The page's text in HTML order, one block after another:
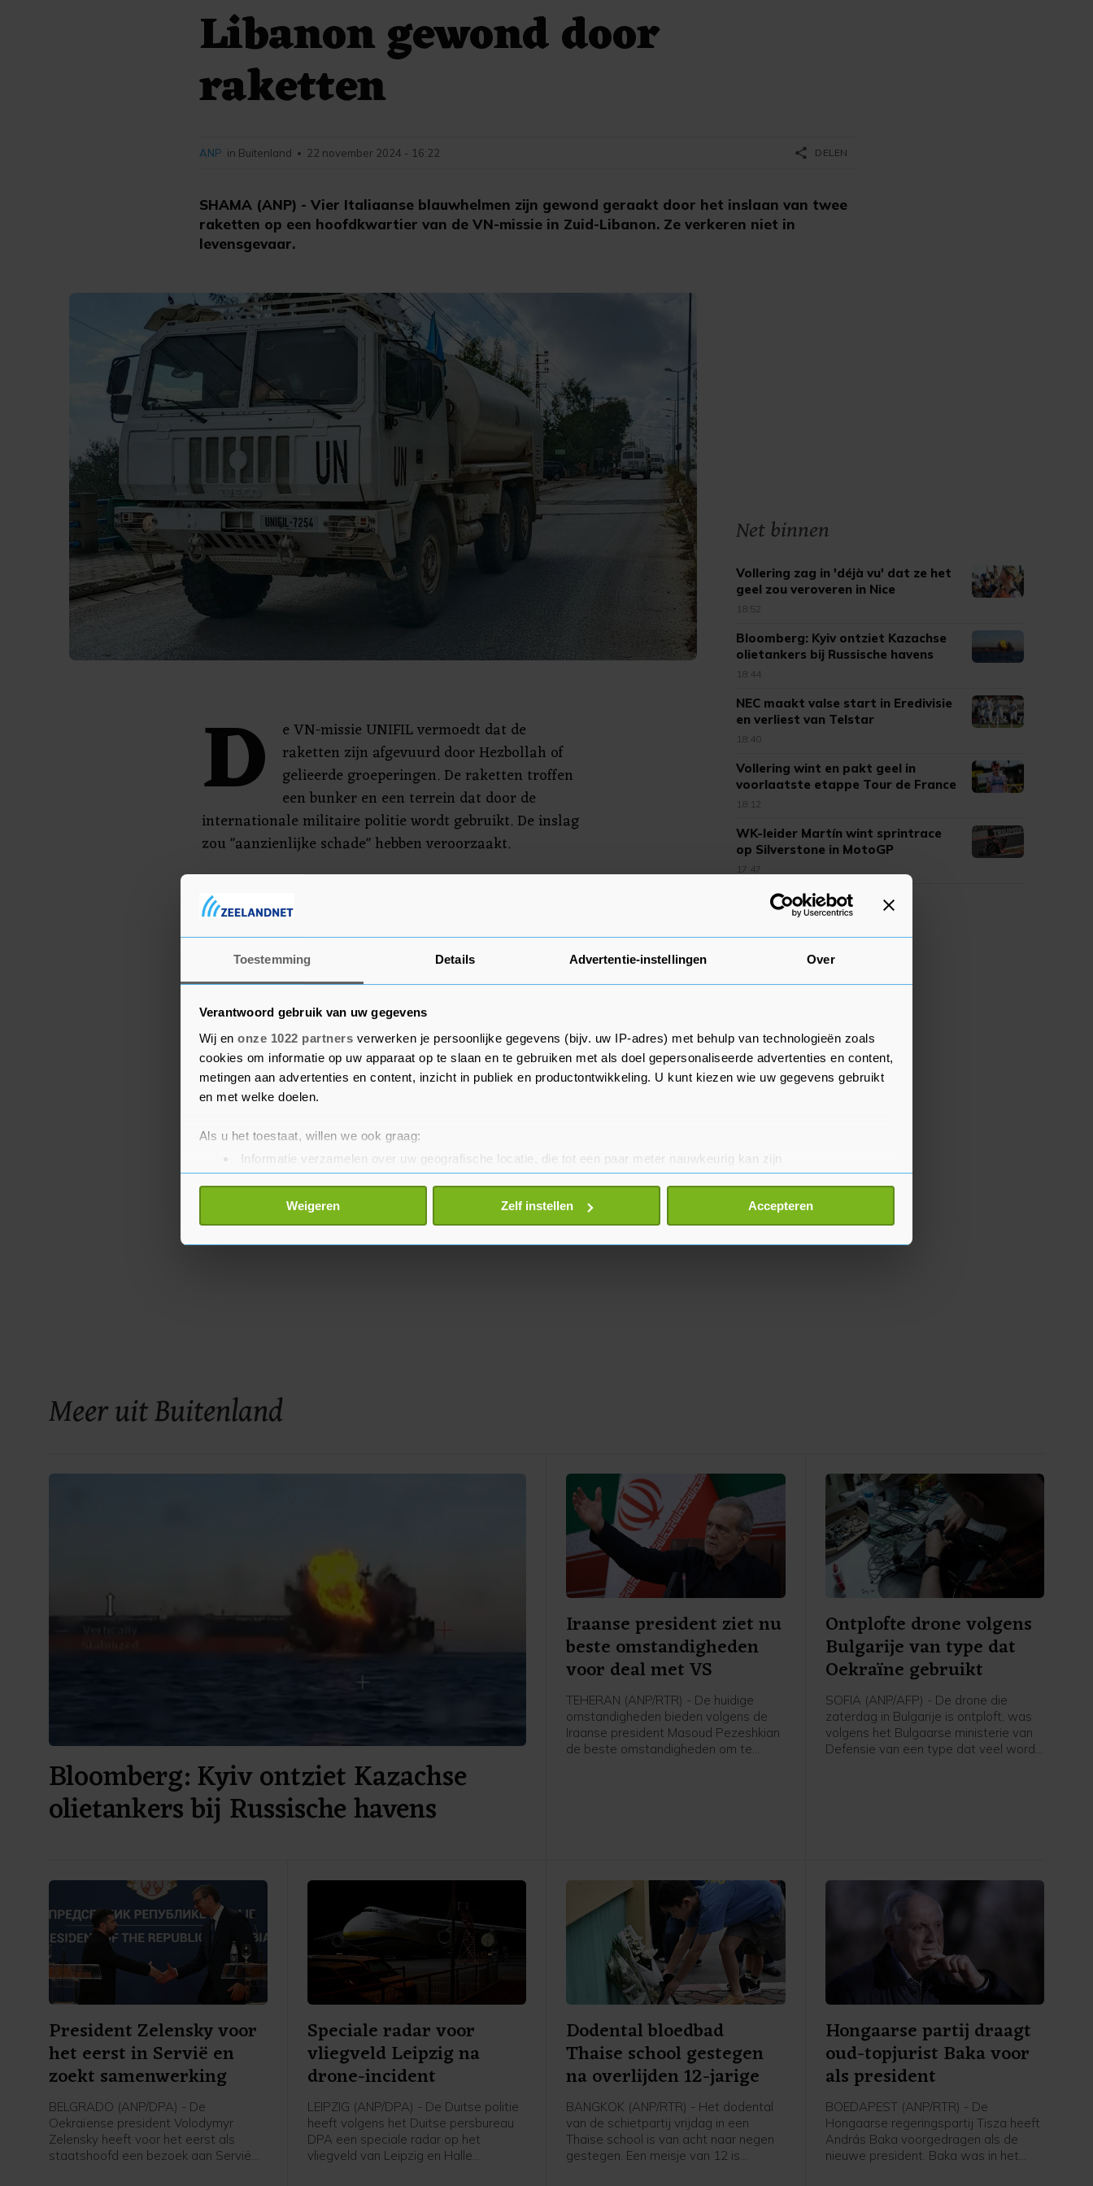
Toestemming Details Advertentie-instellingen Over
Verantwoord gebruik van uw gegevens
Wij en onze 1022 partners verwerken je persoonlijke gegevens (bijv. uw IP-adres) met behulp van technologieën zoals
cookies om informatie op uw apparaat op te slaan en te gebruiken met als doel gepersonaliseerde advertenties en content,
metingen aan advertenties en content, inzicht in publiek en productontwikkeling. U kunt kiezen wie uw gegevens gebruikt
en met welke doelen.
Als u het toestaat, willen we ook graag:
Informatie verzamelen over uw geografische locatie, die tot een paar meter nauwkeurig kan zijn
Uw apparaat identificeren door het actief te scannen op specifieke eigenschappen (fingerprinting)
Lees meer over hoe uw persoonlijke gegevens worden verwerkt en stel uw voorkeuren in het
detailgedeelte
toestemming op elk moment wijzigen of intrekken in de Cookieverklaring.
Weigeren Zelf instellen Accepteren
Libanon gewond door
raketten
SHAMA (ANP) - Vier Italiaanse blauwhelmen zijn gewond geraakt door het inslaan van twee
raketten op een hoofdkwartier van de VN-missie in Zuid-Libanon. Ze verkeren niet in
levensgevaar.
ANP in Buitenland • 22 november 2024 - 16:22 share DELEN
D
e VN-missie UNIFIL vermoedt dat de
raketten zijn afgevuurd door Hezbollah of
gelieerde groeperingen. De raketten troffen
een bunker en een terrein dat door de
internationale militaire politie wordt gebruikt. De inslag
zou "aanzienlijke schade" hebben veroorzaakt.
aangevallen. Volgens de VN-missie komt de jongste
aanval te midden van oplopende spanningen in de
omgeving, met zware beschietingen en gevechten. UNIFIL
roept opnieuw op tot een onmiddellijk einde aan het
Meer uit Buitenland
Bloomberg: Kyiv ontziet Kazachse
olietankers bij Russische havens
Iraanse president ziet nu
beste omstandigheden
voor deal met VS
TEHERAN (ANP/RTR) - De huidige
omstandigheden bieden volgens de
Iraanse president Masoud Pezeshkian
de beste omstandigheden om te
Ontplofte drone volgens
Bulgarije van type dat
Oekraïne gebruikt
SOFIA (ANP/AFP) - De drone die
zaterdag in Bulgarije is ontploft, was
volgens het Bulgaarse ministerie van
Defensie van een type dat veel wordt
President Zelensky voor
het eerst in Servië en
zoekt samenwerking
BELGRADO (ANP/DPA) - De
Oekraïense president Volodymyr
Zelensky heeft voor het eerst als
staatshoofd een bezoek aan Servië
Speciale radar voor
vliegveld Leipzig na
drone-incident
LEIPZIG (ANP/DPA) - De Duitse politie
heeft volgens het Duitse persbureau
DPA een speciale radar op het
vliegveld van Leipzig en Halle
Dodental bloedbad
Thaise school gestegen
na overlijden 12-jarige
BANGKOK (ANP/RTR) - Het dodental
van de schietpartij vrijdag in een
Thaise school is van acht naar negen
gestegen. Een meisje van 12 is
Hongaarse partij draagt
oud-topjurist Baka voor
als president
BOEDAPEST (ANP/RTR) - De
Hongaarse regeringspartij Tisza heeft
András Baka voorgedragen als de
nieuwe president. Baka was in het
Net binnen
Vollering zag in 'déjà vu' dat ze het
geel zou veroveren in Nice
18:52
Bloomberg: Kyiv ontziet Kazachse
olietankers bij Russische havens
18:44
NEC maakt valse start in Eredivisie
en verliest van Telstar
18:40
Vollering wint en pakt geel in
voorlaatste etappe Tour de France
18:12
WK-leider Martín wint sprintrace
op Silverstone in MotoGP
17:47